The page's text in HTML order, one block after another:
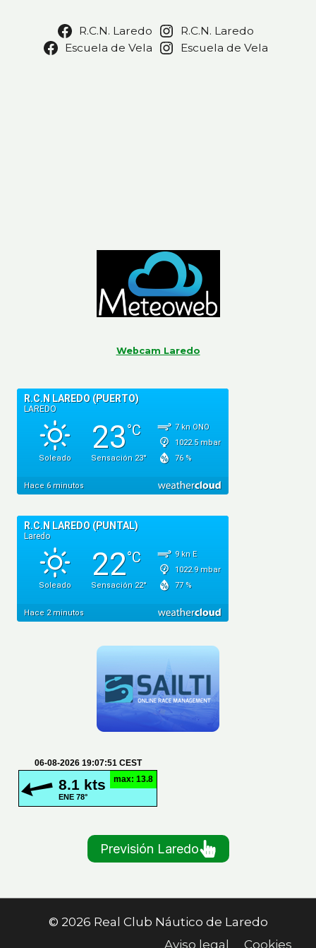
R.C.N. Laredo
R.C.N. Laredo
Escuela de Vela
Escuela de Vela
Webcam Laredo
Previsión Laredo
© 2026 Real Club Náutico de Laredo
Aviso legal
Cookies